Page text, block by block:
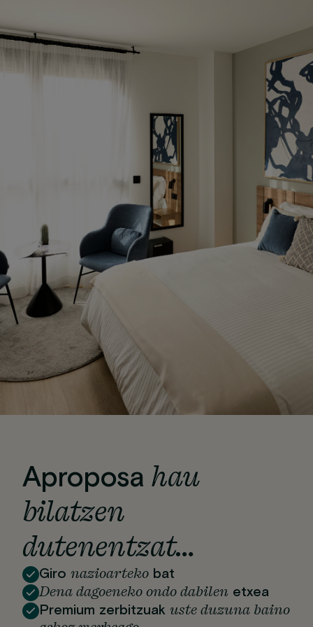
Aproposa hau
bilatzen
dutenentzat…
Giro nazioarteko bat
Dena dagoeneko ondo dabilen etxea
Premium zerbitzuak uste duzuna baino